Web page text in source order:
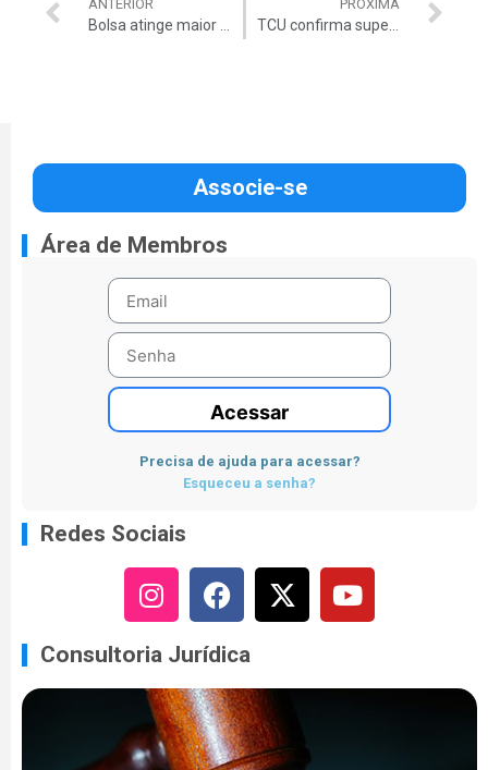
ANTERIOR PRÓXIMA
Associe-se
Área de Membros
Acessar
Precisa de ajuda para acessar?
Esqueceu a senha?
Redes Sociais
Consultoria Jurídica